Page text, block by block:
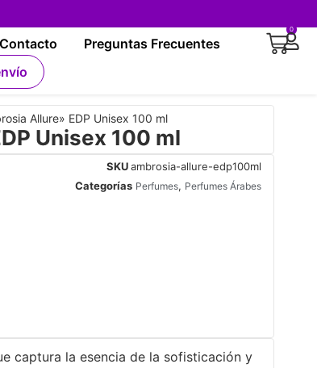
Contacto
Preguntas Frecuentes
0
Allure» EDP Unisex 100 ml
Unisex 100 ml
SKUambrosia-allure-edp100ml
Categorías Perfumes, Perfumes Árabes
captura la esencia de la sofisticación y